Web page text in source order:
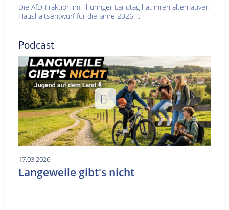
Die AfD-Fraktion im Thüringer Landtag hat ihren alternativen
Haushaltsentwurf für die Jahre 2026 ...
Podcast
17.03.2026
Langeweile gibt's nicht